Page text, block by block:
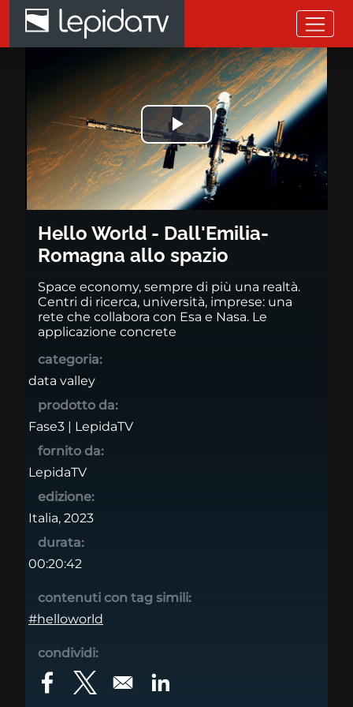
Salta al contenuto principale
Hello World - Dall'Emilia-
Riprodurre
il
video
Hello World - Dall'Emilia-
Romagna allo spazio
Space economy, sempre di più una realtà.
Centri di ricerca, università, imprese: una
rete che collabora con Esa e Nasa. Le
applicazione concrete
categoria:
data valley
prodotto da:
Fase3 | LepidaTV
fornito da:
LepidaTV
edizione:
Italia, 2023
durata:
00:20:42
contenuti con tag simili:
#helloworld
condividi:
Opens in a new window
Opens in a new windowOpens in a new window